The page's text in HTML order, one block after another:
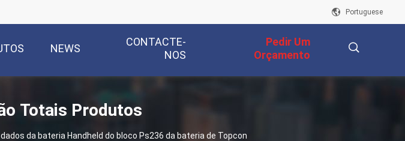
Portuguese
NEWS
CONTACTE-
NOS
Pedir Um
Orçamento
Totais Produtos
da bateria Handheld do bloco Ps236 da bateria de Topcon